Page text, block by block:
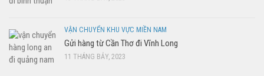
VẬN CHUYỂN KHU VỰC MIỀN NAM
Gửi hàng từ Cần Thơ đi Vĩnh Long
11 THÁNG BẢY, 2023